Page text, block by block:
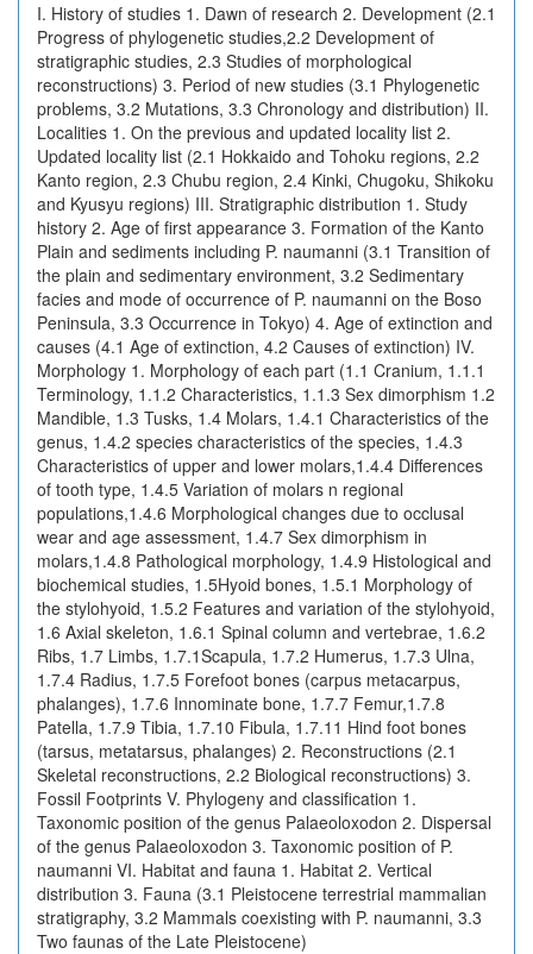
I. History of studies 1. Dawn of research 2. Development (2.1
Progress of phylogenetic studies,2.2 Development of
stratigraphic studies, 2.3 Studies of morphological
reconstructions) 3. Period of new studies (3.1 Phylogenetic
problems, 3.2 Mutations, 3.3 Chronology and distribution) II.
Localities 1. On the previous and updated locality list 2.
Updated locality list (2.1 Hokkaido and Tohoku regions, 2.2
Kanto region, 2.3 Chubu region, 2.4 Kinki, Chugoku, Shikoku
and Kyusyu regions) III. Stratigraphic distribution 1. Study
history 2. Age of first appearance 3. Formation of the Kanto
Plain and sediments including P. naumanni (3.1 Transition of
the plain and sedimentary environment, 3.2 Sedimentary
facies and mode of occurrence of P. naumanni on the Boso
Peninsula, 3.3 Occurrence in Tokyo) 4. Age of extinction and
causes (4.1 Age of extinction, 4.2 Causes of extinction) IV.
Morphology 1. Morphology of each part (1.1 Cranium, 1.1.1
Terminology, 1.1.2 Characteristics, 1.1.3 Sex dimorphism 1.2
Mandible, 1.3 Tusks, 1.4 Molars, 1.4.1 Characteristics of the
genus, 1.4.2 species characteristics of the species, 1.4.3
Characteristics of upper and lower molars,1.4.4 Differences
of tooth type, 1.4.5 Variation of molars n regional
populations,1.4.6 Morphological changes due to occlusal
wear and age assessment, 1.4.7 Sex dimorphism in
molars,1.4.8 Pathological morphology, 1.4.9 Histological and
biochemical studies, 1.5Hyoid bones, 1.5.1 Morphology of
the stylohyoid, 1.5.2 Features and variation of the stylohyoid,
1.6 Axial skeleton, 1.6.1 Spinal column and vertebrae, 1.6.2
Ribs, 1.7 Limbs, 1.7.1Scapula, 1.7.2 Humerus, 1.7.3 Ulna,
1.7.4 Radius, 1.7.5 Forefoot bones (carpus metacarpus,
phalanges), 1.7.6 Innominate bone, 1.7.7 Femur,1.7.8
Patella, 1.7.9 Tibia, 1.7.10 Fibula, 1.7.11 Hind foot bones
(tarsus, metatarsus, phalanges) 2. Reconstructions (2.1
Skeletal reconstructions, 2.2 Biological reconstructions) 3.
Fossil Footprints V. Phylogeny and classification 1.
Taxonomic position of the genus Palaeoloxodon 2. Dispersal
of the genus Palaeoloxodon 3. Taxonomic position of P.
naumanni VI. Habitat and fauna 1. Habitat 2. Vertical
distribution 3. Fauna (3.1 Pleistocene terrestrial mammalian
stratigraphy, 3.2 Mammals coexisting with P. naumanni, 3.3
Two faunas of the Late Pleistocene)